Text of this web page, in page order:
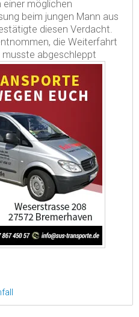
einer möglichen
beim jungen Mann aus
diesen Verdacht.
die Weiterfahrt
abgeschleppt